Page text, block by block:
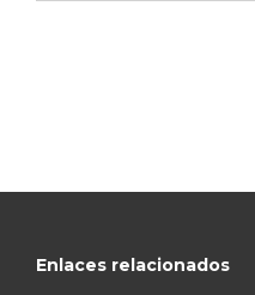
Enlaces relacionados